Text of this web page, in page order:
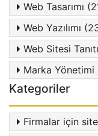
Web Tasarımı
Web Yazılımı
Web Sitesi
Marka Yönetimi
Kategoriler
Firmalar için site